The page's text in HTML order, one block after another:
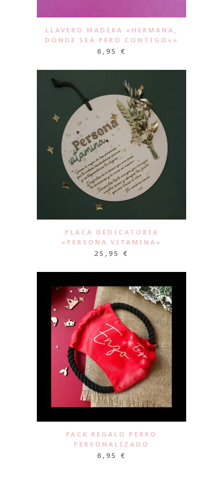
LLAVERO MADERA «HERMANA,
DONDE SEA PERO CONTIGO»»
6,95 €
PLACA DEDICATORIA
«PERSONA VITAMINA»
25,95 €
PACK REGALO PERRO
PERSONALIZADO
6,95 €